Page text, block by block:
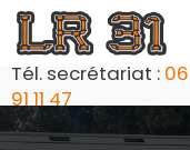
Aller
au
contenu
principal
Tél. secrétariat :
91 11 47